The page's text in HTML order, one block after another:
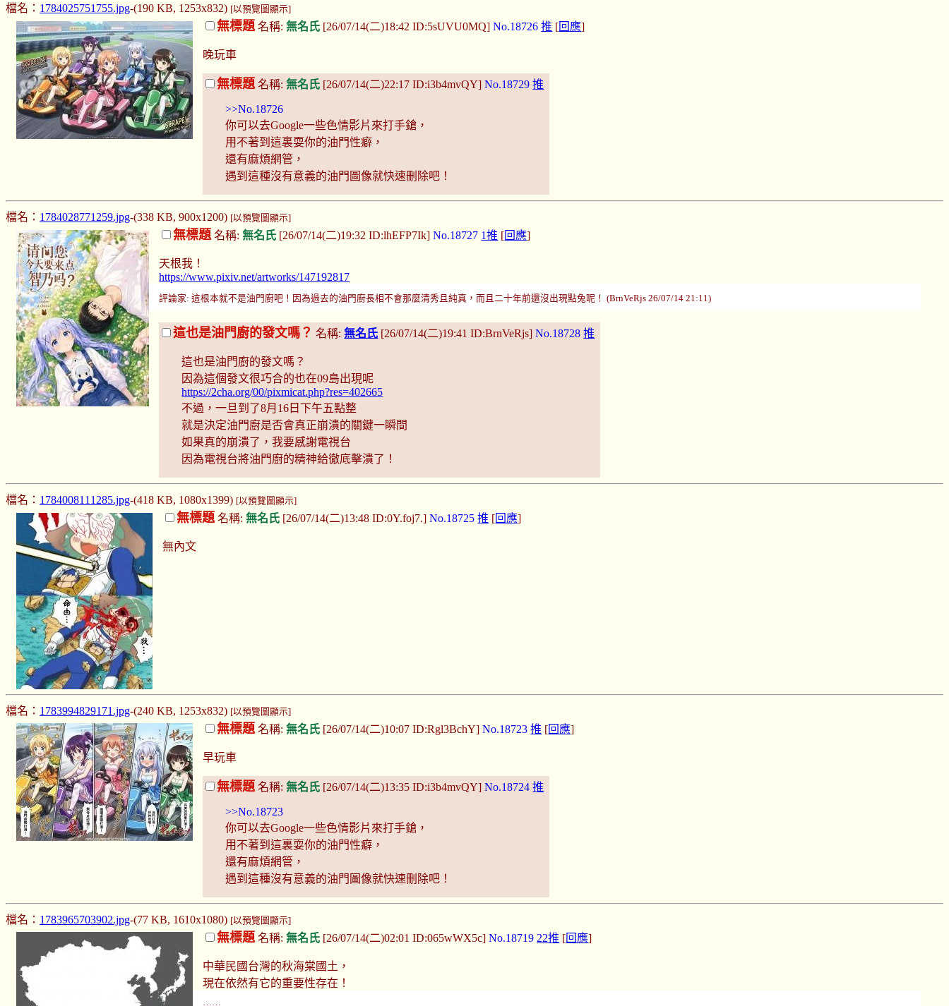
檔名： 1784025751755.jpg-(190 KB, 1253x832) [以預覽圖顯示]
無標題 名稱:無名氏 [26/07/14(二)18:42 ID:5sUVU0MQ]No.18726 推 [回應]
晚玩車
無標題 名稱:無名氏 [26/07/14(二)22:17 ID:i3b4mvQY]No.18729 推
>>No.18726
你可以去Google一些色情影片來打手鎗，
用不著到這裏耍你的油門性癖，
還有麻煩網管，
遇到這種沒有意義的油門圖像就快速刪除吧！
檔名： 1784028771259.jpg-(338 KB, 900x1200) [以預覽圖顯示]
無標題 名稱:無名氏 [26/07/14(二)19:32 ID:lhEFP7Ik]No.18727 1推 [回應]
天根我！
https://www.pixiv.net/artworks/147192817
評論家: 這根本就不是油門廚吧！因為過去的油門廚長相不會那麼清秀且純真，而且二十年前還沒出現點兔呢！ (BrnVeRjs 26/07/14 21:11)
這也是油門廚的發文嗎？ 名稱:無名氏 [26/07/14(二)19:41 ID:BrnVeRjs]No.18728 推
這也是油門廚的發文嗎？
因為這個發文很巧合的也在09島出現呢
https://2cha.org/00/pixmicat.php?res=402665
不過，一旦到了8月16日下午五點整
就是決定油門廚是否會真正崩潰的關鍵一瞬間
如果真的崩潰了，我要感謝電視台
因為電視台將油門廚的精神給徹底擊潰了！
檔名： 1784008111285.jpg-(418 KB, 1080x1399) [以預覽圖顯示]
無標題 名稱:無名氏 [26/07/14(二)13:48 ID:0Y.foj7.]No.18725 推 [回應]
無內文
檔名： 1783994829171.jpg-(240 KB, 1253x832) [以預覽圖顯示]
無標題 名稱:無名氏 [26/07/14(二)10:07 ID:Rgl3BchY]No.18723 推 [回應]
早玩車
無標題 名稱:無名氏 [26/07/14(二)13:35 ID:i3b4mvQY]No.18724 推
>>No.18723
你可以去Google一些色情影片來打手鎗，
用不著到這裏耍你的油門性癖，
還有麻煩網管，
遇到這種沒有意義的油門圖像就快速刪除吧！
檔名： 1783965703902.jpg-(77 KB, 1610x1080) [以預覽圖顯示]
無標題 名稱:無名氏 [26/07/14(二)02:01 ID:065wWX5c]No.18719 22推 [回應]
中華民國台灣的秋海棠國土，
現在依然有它的重要性存在！
……